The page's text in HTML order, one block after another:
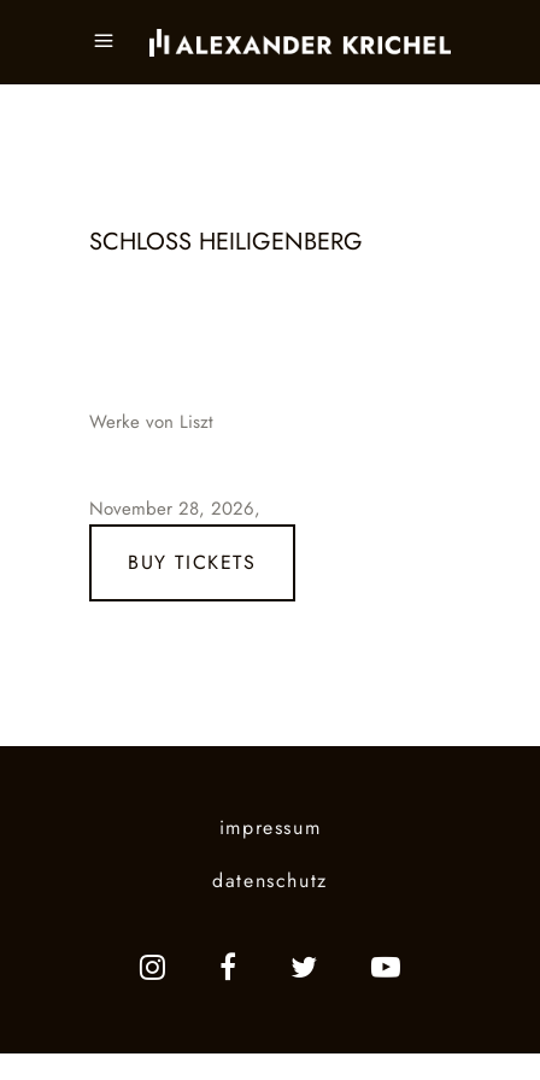
SCHLOSS HEILIGENBERG
Werke von Liszt
November 28, 2026,
BUY TICKETS
impressum
datenschutz